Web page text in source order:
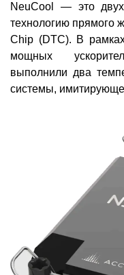
NeuCool — это
технологию прямого
Chip (DTC). В
мощных
выполнили два
системы,